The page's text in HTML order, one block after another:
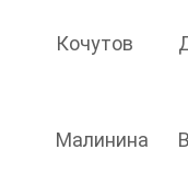
Кочутов
Малинина